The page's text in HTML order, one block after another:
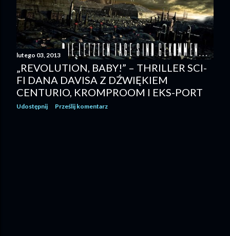
lutego 03, 2013
„REVOLUTION, BABY!” – THRILLER SCI-
FI DANA DAVISA Z DŹWIĘKIEM
CENTURIO, KROMPROOM I EKS-PORT
Udostępnij Prześlij komentarz